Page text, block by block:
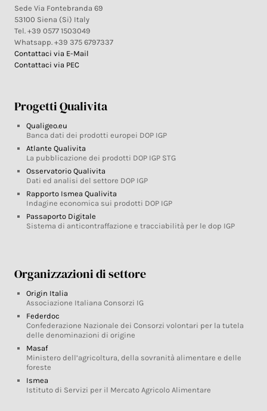
Sede Via Fontebranda 69
53100 Siena (Si) Italy
Tel. +39 0577 1503049
Whatsapp. +39 375 6797337
Contattaci via E-Mail
Contattaci via PEC
Progetti Qualivita
Qualigeo.eu
Banca dati dei prodotti europei DOP IGP
Atlante Qualivita
La pubblicazione dei prodotti DOP IGP STG
Osservatorio Qualivita
Dati ed analisi del settore DOP IGP
Rapporto Ismea Qualivita
Indagine economica sui prodotti DOP IGP
Passaporto Digitale
Sistema di anticontraffazione e tracciabilità per le dop IGP
Organizzazioni di settore
Origin Italia
Associazione Italiana Consorzi IG
Federdoc
Confederazione Nazionale dei Consorzi volontari per la tutela
delle denominazioni di origine
Masaf
Ministero dell’agricoltura, della sovranità alimentare e delle
foreste
Ismea
Istituto di Servizi per il Mercato Agricolo Alimentare